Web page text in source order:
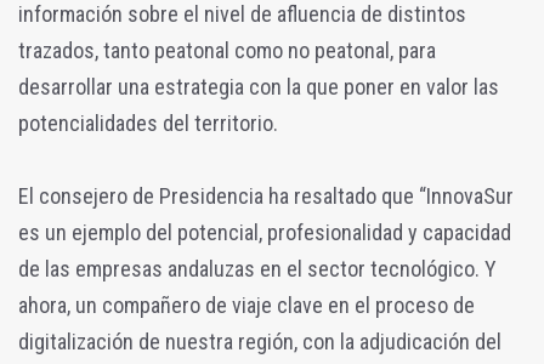
información sobre el nivel de afluencia de distintos
trazados, tanto peatonal como no peatonal, para
desarrollar una estrategia con la que poner en valor las
potencialidades del territorio.
El consejero de Presidencia ha resaltado que “InnovaSur
es un ejemplo del potencial, profesionalidad y capacidad
de las empresas andaluzas en el sector tecnológico. Y
ahora, un compañero de viaje clave en el proceso de
digitalización de nuestra región, con la adjudicación del